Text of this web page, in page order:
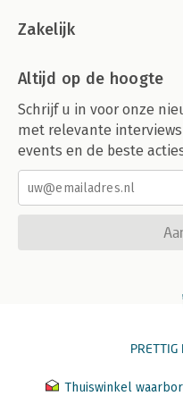
Zakelijk
Altijd op de hoogte
Schrijf u in voor onze
met relevante
events en de beste
Thuiswinkel